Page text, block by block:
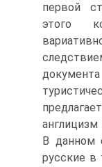
первой
этого
В данном
русские в